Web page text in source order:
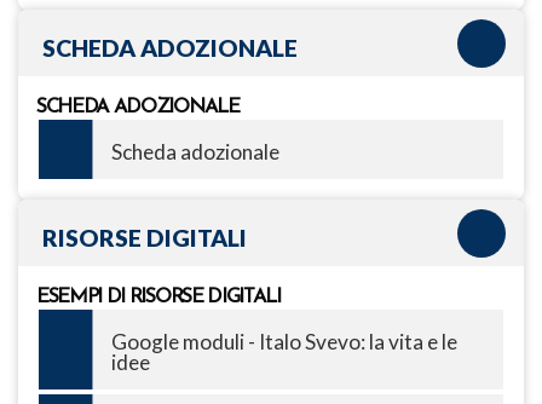
SCHEDA ADOZIONALE
SCHEDA ADOZIONALE
Scheda adozionale
RISORSE DIGITALI
ESEMPI DI RISORSE DIGITALI
Google moduli - Italo Svevo: la vita e le
idee